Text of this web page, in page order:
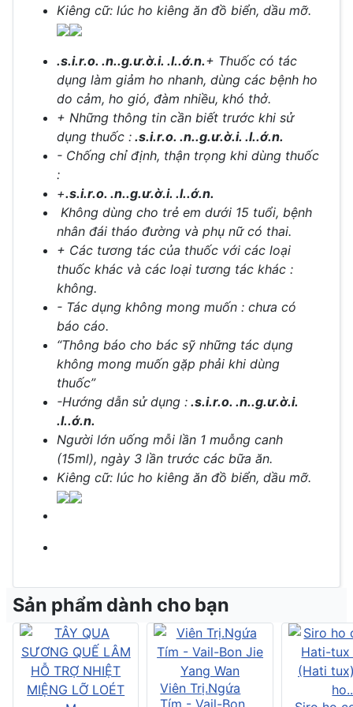
Kiêng cữ: lúc ho kiêng ăn đồ biển, dầu mỡ.
.s.i.r.o. .n..g.ư.ờ.i. .l..ớ.n.+ Thuốc có tác
dụng làm giảm ho nhanh, dùng các bệnh ho
do cảm, ho gió, đàm nhiều, khó thở.
+ Những thông tin cần biết trước khi sử
dụng thuốc : .s.i.r.o. .n..g.ư.ờ.i. .l..ớ.n.
- Chống chỉ định, thận trọng khi dùng thuốc
:
+.s.i.r.o. .n..g.ư.ờ.i. .l..ớ.n.
Không dùng cho trẻ em dưới 15 tuổi, bệnh
nhân đái tháo đường và phụ nữ có thai.
+ Các tương tác của thuốc với các loại
thuốc khác và các loại tương tác khác :
không.
- Tác dụng không mong muốn : chưa có
báo cáo.
“Thông báo cho bác sỹ những tác dụng
không mong muốn gặp phải khi dùng
thuốc”
-Hướng dẫn sử dụng : .s.i.r.o. .n..g.ư.ờ.i.
.l..ớ.n.
Người lớn uống mỗi lần 1 muỗng canh
(15ml), ngày 3 lần trước các bữa ăn.
Kiêng cữ: lúc ho kiêng ăn đồ biển, dầu mỡ.
Sản phẩm dành cho bạn
Viên Trị.Ngứa
Tím - Vail-Bon